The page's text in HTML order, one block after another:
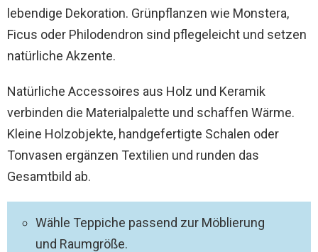
lebendige Dekoration. Grünpflanzen wie Monstera,
Ficus oder Philodendron sind pflegeleicht und setzen
natürliche Akzente.
Natürliche Accessoires aus Holz und Keramik
verbinden die Materialpalette und schaffen Wärme.
Kleine Holzobjekte, handgefertigte Schalen oder
Tonvasen ergänzen Textilien und runden das
Gesamtbild ab.
Wähle Teppiche passend zur Möblierung
und Raumgröße.